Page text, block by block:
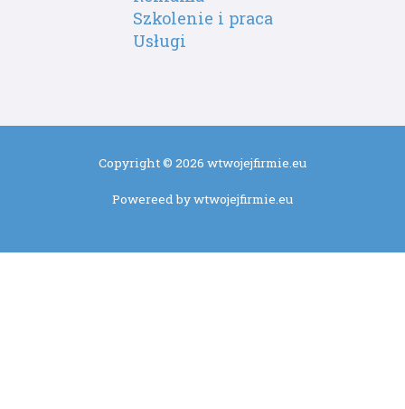
Szkolenie i praca
Usługi
Copyright © 2026 wtwojejfirmie.eu
Powereed by wtwojejfirmie.eu